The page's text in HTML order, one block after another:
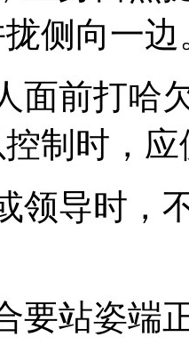
侧向一边
面前打哈
制时，
领导时，
要站姿端